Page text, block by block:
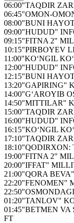
06:00"TAQDIR
06:45"OMON-
08:00"BUNI
09:00"HUDUD"
09:15"FITNA 2"
10:15"PIRBOYEV
11:00"KO‘NGIL
12:00"HUDUD"
12:15"BUNI
13:20"GAPIRING"
14:00"G‘AROYIB
14:50"MITTILAR"
15:00"TAQDIR
16:00"HUDUD"
16:15"KO‘NGIL
17:10"TAQDIR
18:10"QODIRXON:
19:00"FITNA 2"
20:00"IFFAT"
21:00"QORA
22:20"FENOMEN"
22:50
01:20"TANLOV"
01:45"BETMEN VA
FT